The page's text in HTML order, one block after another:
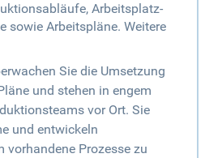
Arbeitsplatz-
sowie Arbeitspläne. Weitere
Sie die Umsetzung
und stehen in engem
vor Ort. Sie
und entwickeln
vorhandene Prozesse zu